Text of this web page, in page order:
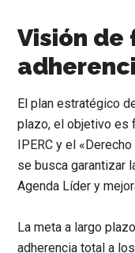
Visión de
El plan estratégico
plazo, el objetivo es
IPERC y el
se busca garantizar
Agenda Líder y
La meta a largo
adherencia total a